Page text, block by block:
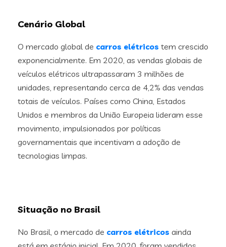
Cenário Global
O mercado global de carros elétricos tem crescido
exponencialmente. Em 2020, as vendas globais de
veículos elétricos ultrapassaram 3 milhões de
unidades, representando cerca de 4,2% das vendas
totais de veículos. Países como China, Estados
Unidos e membros da União Europeia lideram esse
movimento, impulsionados por políticas
governamentais que incentivam a adoção de
tecnologias limpas.
Situação no Brasil
No Brasil, o mercado de carros elétricos ainda